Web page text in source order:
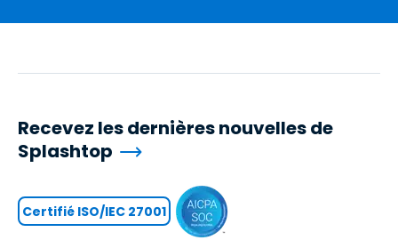
Recevez les dernières nouvelles de
Splashtop
Certifié ISO/IEC 27001